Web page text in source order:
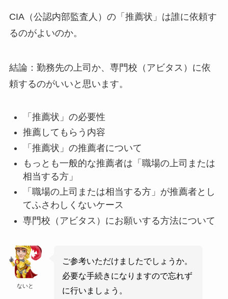
CIA（公認内部監査人）の「推薦状」は誰に依頼す
るのがよいのか。
結論：勤務先の上司か、専門校（アビタス）に依
頼するのがいいと思います。
「推薦状」の必要性
推薦してもらう内容
「推薦状」の推薦者について
もっとも一般的な推薦者は「職場の上司または
相当する方」
「職場の上司または相当する方」が推薦者とし
てふさわしくないケース
専門校（アビタス）にお願いする方法について
ないと
ご参考いただけましたでしょうか。
必要な手続きになりますので忘れず
に行いましょう。